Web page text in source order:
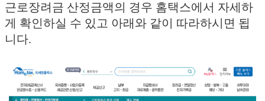
근로장려금 산정금액의 경우 홈택스에서 자세하
게 확인하실 수 있고 아래와 같이 따라하시면 됩
니다.